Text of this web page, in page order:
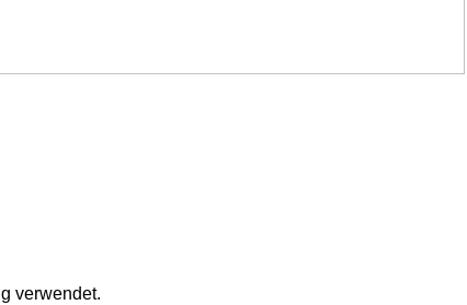
verwendet.